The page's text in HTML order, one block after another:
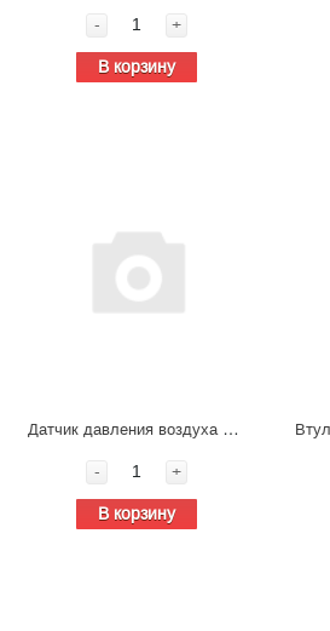
-
+
В корзину
Датчик давления воздуха в шине FAW J7 3485010-2000-С00/А
-
+
В корзину